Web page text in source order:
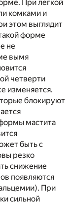
При легкой
комками и
этом выглядит
форме
не
вымя
четверти
изменяется.
блокируют
мастита
быть с
резко
снижение
появляются
При
сильной